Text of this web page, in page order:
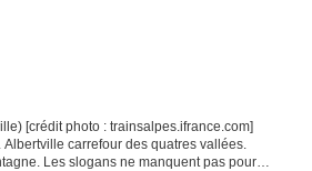
[crédit photo : trainsalpes.ifrance.com]
carrefour des quatres vallées.
Les slogans ne manquent pas pour